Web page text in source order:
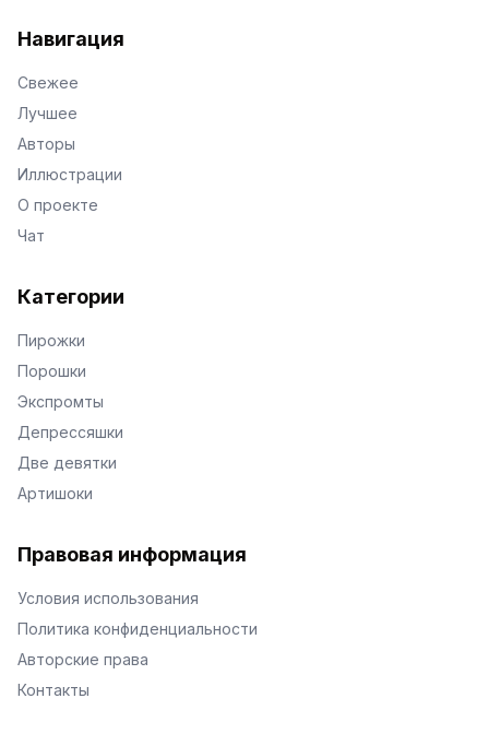
Навигация
Свежее
Лучшее
Авторы
Иллюстрации
О проекте
Чат
Категории
Пирожки
Порошки
Экспромты
Депрессяшки
Две девятки
Артишоки
Правовая информация
Условия использования
Политика конфиденциальности
Авторские права
Контакты